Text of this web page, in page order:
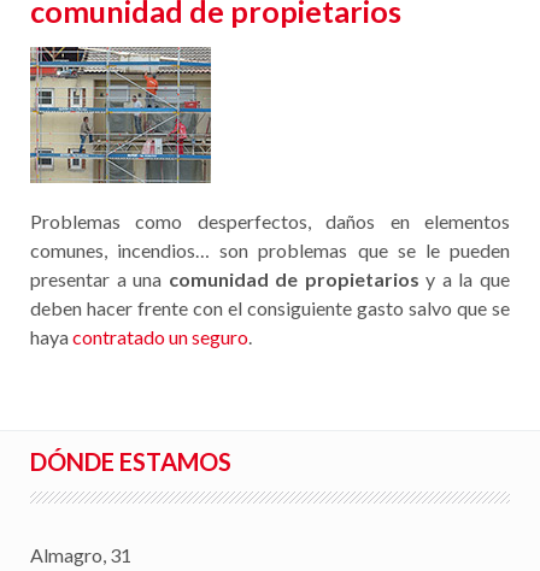
comunidad de propietarios
Problemas como desperfectos, daños en elementos
comunes, incendios… son problemas que se le pueden
presentar a una comunidad de propietarios y a la que
deben hacer frente con el consiguiente gasto salvo que se
hayacontratado un seguro.
DÓNDE ESTAMOS
Almagro, 31